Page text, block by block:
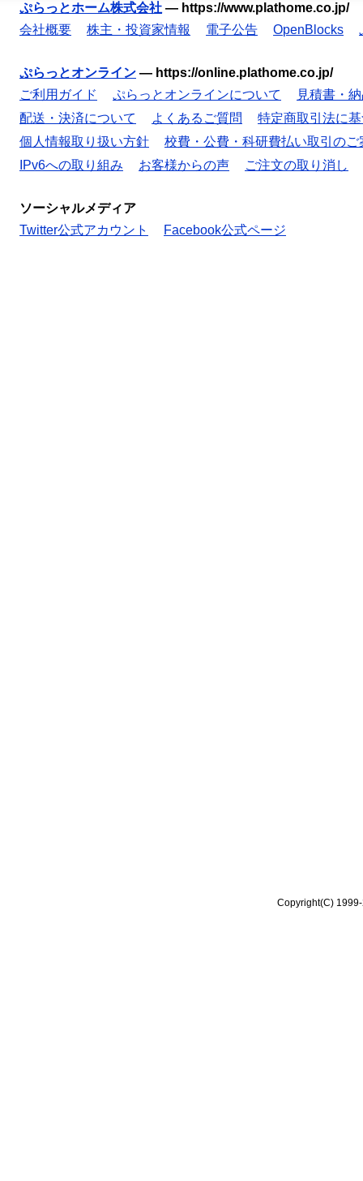
ぷらっとホーム株式会社 — https://www.plathome.co.jp/
会社概要
株主・投資家情報 電子公告 OpenBlocks
ぷらっとオンライン — https://online.plathome.co.jp/
ご利用ガイド
ぷらっとオンラインについて
見積書・
配送・決済について
よくあるご質問
特定商取引法に
個人情報取り扱い方針
校費・公費・科研費払い取引のご
IPv6への取り組み
お客様からの声 ご注文の取り消し
ソーシャルメディア
Twitter公式アカウント
Facebook公式ページ
Copyright(C)